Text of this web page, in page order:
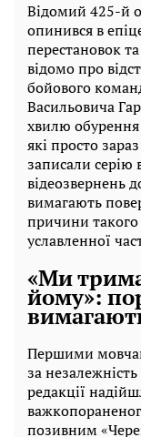
Відомий 425-й
опинився в
перестановок
відомо про
бойового
Васильовича
хвилю обурення
які просто
записали серію
відеозвернень
вимагають
причини такого
уславленної
«Ми
йому»:
Першими
за
редакції
позивним